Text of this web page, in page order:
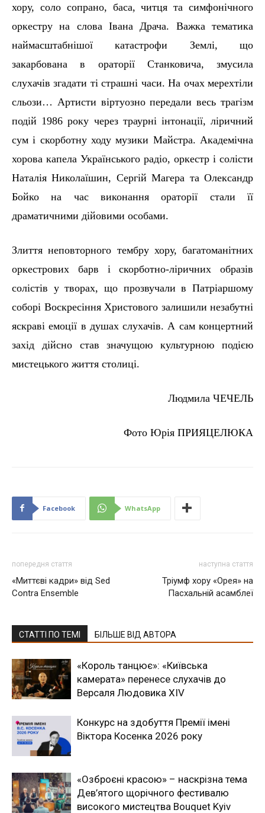
хору, соло сопрано, баса, читця та симфонічного
оркестру на слова Івана Драча. Важка тематика
наймасштабнішої катастрофи Землі, що
закарбована в ораторії Станковича, змусила
слухачів згадати ті страшні часи. На очах мерехтіли
сльози… Артисти віртуозно передали весь трагізм
подій 1986 року через траурні інтонації, ліричний
сумі скорботну ходу музики Майстра. Академічна
хорова капела Українського радіо, оркестр і солісти
Наталія Николаїшин, Сергій Магера та Олександр
Бойкона час виконання ораторії сталиїї
драматичними дійовими особами.
Злиття неповторного тембру хору, багатоманітних
оркестрових барв і скорботно-ліричних образів
солістів у творах, що прозвучали в Патріаршому
соборі Воскресіння Христового залишили незабутні
яскраві емоції в душах слухачів. А сам концертний
захід дійсно став значущою культурною подією
мистецького життя столиці.
Людмила ЧЕЧЕЛЬ
Фото Юрія ПРИЯЦЕЛЮКА
Facebook WhatsApp
попередня стаття
«Миттєві кадри» від Sed
Contra Ensemble
наступна стаття
Тріумф хору «Орея» на
Пасхальній асамблеї
СТАТТІ ПО ТЕМІ БІЛЬШЕ ВІД АВТОРА
«Король танцює»: «Київська
камерата» перенесе слухачів до
Версаля Людовика XIV
Конкурс на здобуття Премії імені
Віктора Косенка 2026 року
«Озброєні красою» – наскрізна тема
Дев’ятого щорічного фестивалю
високого мистецтва Bouquet Kyiv